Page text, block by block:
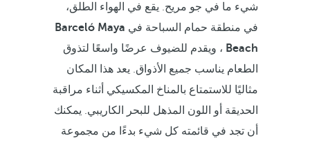
شيء ما في جو مريح. يقع في الهواء الطلق،
في منطقة حمام السباحة في Barceló Maya
Beach ، ويقدم للضيوف عرضًا واسعًا لتذوق
الطعام يناسب جميع الأذواق. يعد هذا المكان
مثاليًا للاستمتاع بالمناخ المكسيكي أثناء مراقبة
الحديقة أو اللون المذهل للبحر الكاريبي. يمكنك
أن تجد في قائمته كل شيء بدءًا من مجموعة